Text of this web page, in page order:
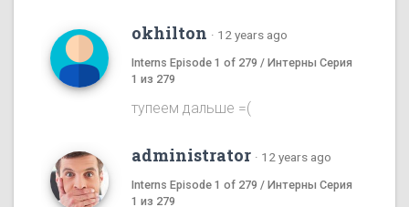
okhilton · 12 years ago
Interns Episode 1 of 279 / Интерны Серия
1 из 279
тупеем дальше =(
administrator · 12 years ago
Interns Episode 1 of 279 / Интерны Серия
1 из 279